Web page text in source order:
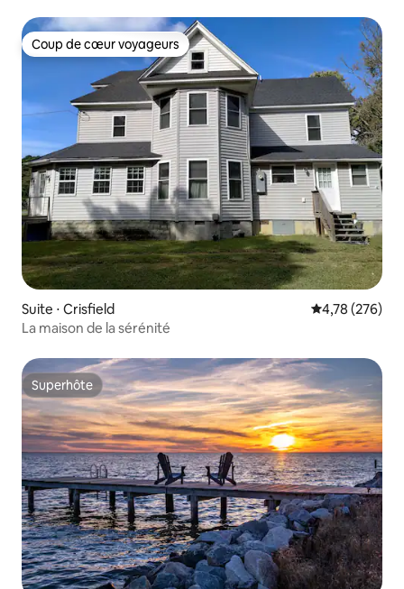
Coup de cœur voyageurs
Coup de cœur voyageurs
Suite ⋅ Crisfield Évaluation
4,78 (276)
La maison de la sérénité
Superhôte
Superhôte